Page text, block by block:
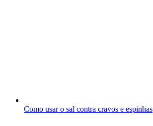
Como usar o sal contra cravos e espinhas